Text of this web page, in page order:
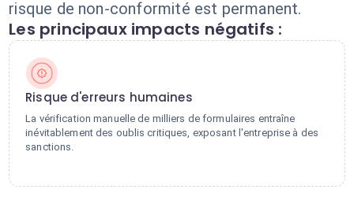
risque de non-conformité est permanent.
Les principaux impacts négatifs :
Risque d'erreurs humaines
La vérification manuelle de milliers de formulaires entraîne
inévitablement des oublis critiques, exposant l'entreprise à des
sanctions.